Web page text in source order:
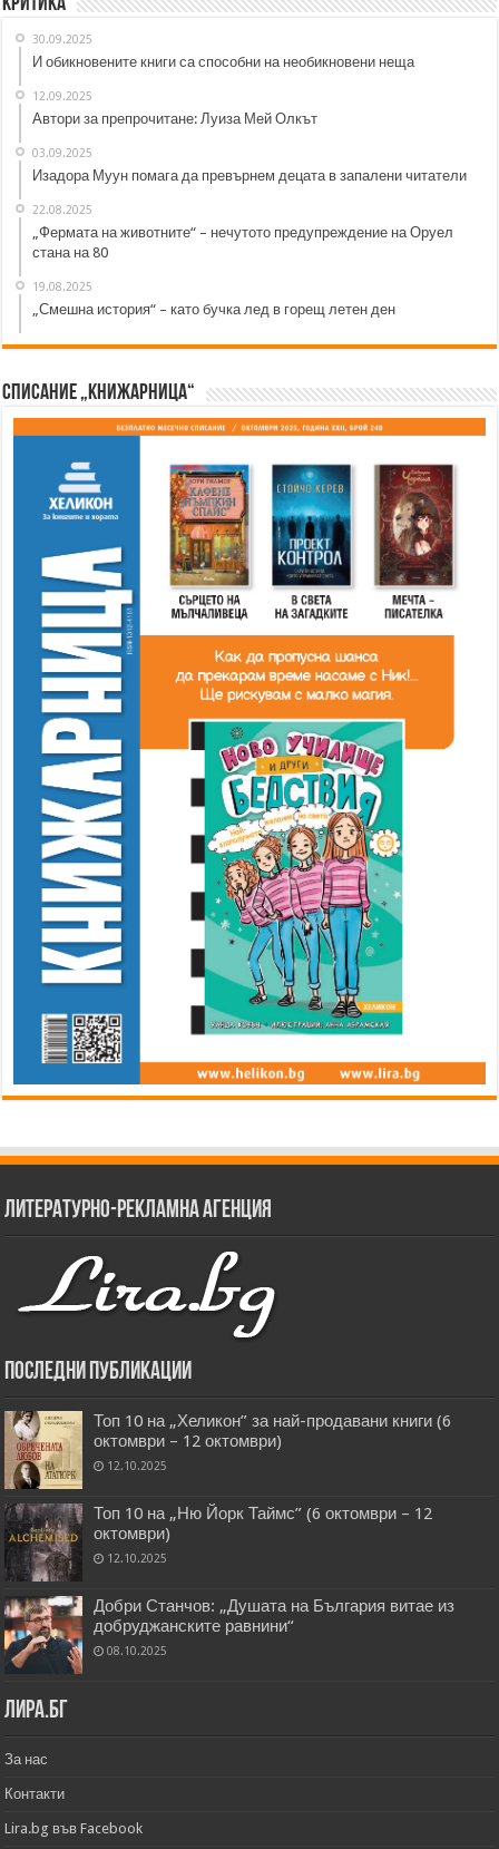
30.09.2025
И обикновените книги са способни на необикновени неща
12.09.2025
Автори за препрочитане: Луиза Мей Олкът
03.09.2025
Изадора Муун помага да превърнем децата в запалени читатели
22.08.2025
„Фермата на животните“ – нечутото предупреждение на Оруел
стана на 80
19.08.2025
„Смешна история“ – като бучка лед в горещ летен ден
Списание „Книжарница“
Литературно-рекламна агенция
Последни публикации
Топ 10 на „Хеликон” за най-продавани книги (6
октомври – 12 октомври)
12.10.2025
Топ 10 на „Ню Йорк Таймс” (6 октомври – 12
октомври)
12.10.2025
Добри Станчов: „Душата на България витае из
добруджанските равнини“
08.10.2025
Лира.бг
За нас
Контакти
Lira.bg във Facebook